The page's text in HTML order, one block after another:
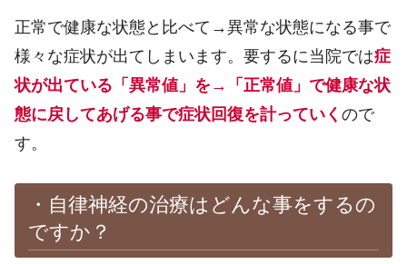
正常で健康な状態と比べて→異常な状態になる事で
様々な症状が出てしまいます。要するに当院では症
状が出ている「異常値」を→「正常値」で健康な状
態に戻してあげる事で症状回復を計っていく ので
す。
・自律神経の治療はどんな事をするの
ですか？